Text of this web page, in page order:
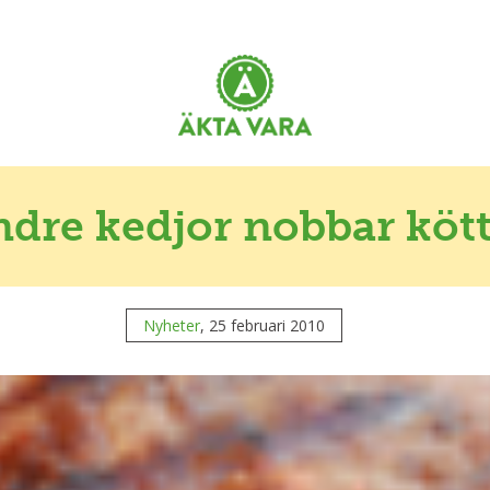
kedjor nobbar
Nyheter, 25 februari 2010